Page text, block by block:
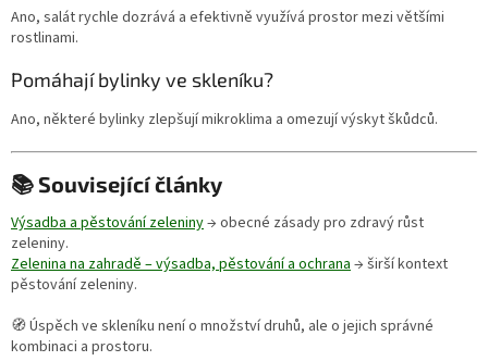
Ano, salát rychle dozrává a efektivně využívá prostor mezi většími
rostlinami.
Pomáhají bylinky ve skleníku?
Ano, některé bylinky zlepšují mikroklima a omezují výskyt škůdců.
📚 Související články
Výsadba a pěstování zeleniny→ obecné zásady pro zdravý růst
zeleniny.
Zelenina na zahradě – výsadba, pěstování a ochrana→ širší kontext
pěstování zeleniny.
🧭 Úspěch ve skleníku není o množství druhů, ale o jejich správné
kombinaci a prostoru.